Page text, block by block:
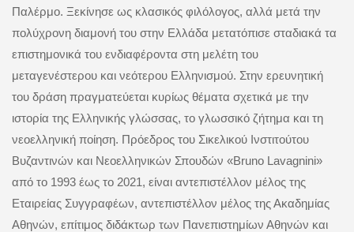
Παλέρμο. Ξεκίνησε ως κλασικός φιλόλογος, αλλά μετά την
πολύχρονη διαμονή του στην Ελλάδα μετατόπισε σταδιακά τα
επιστημονικά του ενδιαφέροντα στη μελέτη του
μεταγενέστερου και νεότερου Ελληνισμού. Στην ερευνητική
του δράση πραγματεύεται κυρίως θέματα σχετικά με την
ιστορία της Ελληνικής γλώσσας, το γλωσσικό ζήτημα και τη
νεοελληνική ποίηση. Πρόεδρος του Σικελικού Ινστιτούτου
Βυζαντινών και Νεοελληνικών Σπουδών «Bruno Lavagnini»
από το 1993 έως το 2021, είναι αντεπιστέλλον μέλος της
Εταιρείας Συγγραφέων, αντεπιστέλλον μέλος της Ακαδημίας
Αθηνών, επίτιμος διδάκτωρ των Πανεπιστημίων Αθηνών και